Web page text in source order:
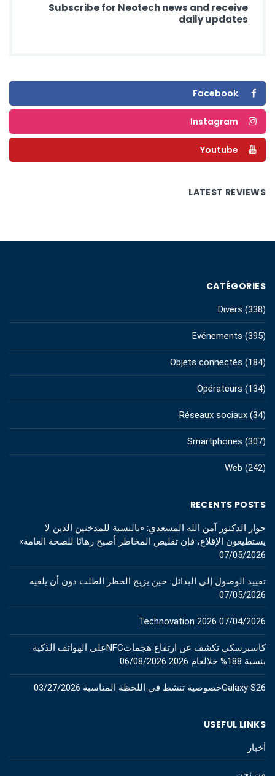
Subscribe for Neotech news and receive
daily updates
Facebook
Instagram
Youtube
LATEST REVIEWS
CATÉGORIES
Divers (338)
Evénements (395)
Objets connectés (184)
Opérateurs (134)
Réseaux sociaux (34)
Smartphones (307)
Web (242)
RECENTS POSTS
حوار الدكتور آمن الله المسعدي: «بالنسبة للمدخنين الذين لا
يستطيعون الإقلاع، فإن تقليص المخاطر أصبح رهانًا للصحة العامة»
07/05/2026
تقييد الوصول إلى البدائل: حين يزيح الحظر الطلب دون أن يلغيه
07/05/2026
Technovation 2026 07/04/2026
كاسبرسكي تكشف عن ارتفاع هجماتNFCعلى الهواتف الذكية
بنسبة 188% خلالعام 2026
06/08/2026
Galaxy S26خصوصية تنشط في اللحظة المناسبة 03/27/2026
USEFUL LINKS
أخبار